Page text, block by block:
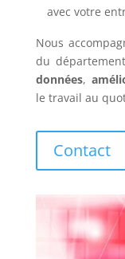
avec votre
Nous
du
données,
le travail au
Contact